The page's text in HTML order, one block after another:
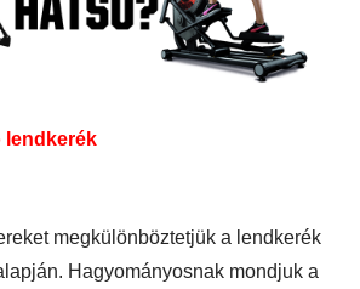
lendkerék
megkülönböztetjük a lendkerék
Hagyományosnak mondjuk a